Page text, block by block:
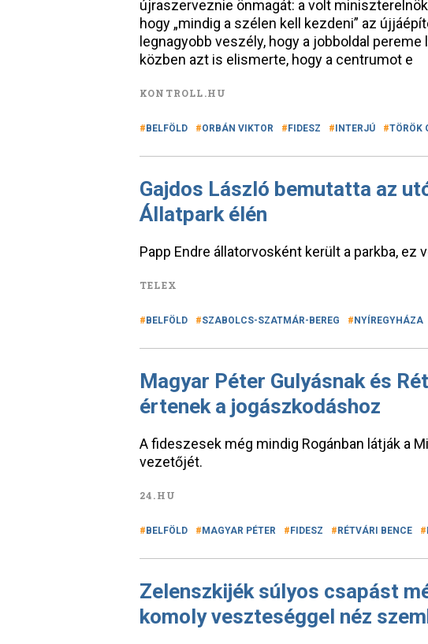
újraszerveznie önmagát: a volt
hogy „mindig a szélen kell kezdeni” az
legnagyobb veszély, hogy a jobboldal pereme
közben azt is elismerte, hogy a centrumot e
KONTROLL.HU
BELFÖLD ORBÁN VIKTOR FIDESZ INTERJÚ TÖRÖK
Gajdos László bemutatta az
Állatpark élén
Papp Endre állatorvosként került a parkba, ez
TELEX
BELFÖLD SZABOLCS-SZATMÁR-BEREG NYÍREGYHÁZA
Magyar Péter Gulyásnak és
értenek a jogászkodáshoz
A fideszesek még mindig Rogánban látják a
vezetőjét.
24.HU
BELFÖLD MAGYAR PÉTER FIDESZ RÉTVÁRI BENCE
Zelenszkijék súlyos csapást
komoly veszteséggel néz